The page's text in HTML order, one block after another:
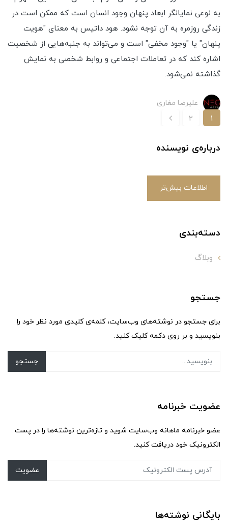
به نوعی نمایانگر ابعاد پنهان وجود انسان است که ممکن است در
زندگی روزمره به آن توجه نشود. هود داتیس به معنای "هویت
پنهان" یا "وجود مخفی" است و می‌تواند به جنبه‌هایی از شخصیت
اشاره کند که در تعاملات اجتماعی و روابط شخصی به نمایش
گذاشته نمی‌شود.
علیرضا مغاری
1
2
درباره‌ی نویسنده
اطلاعات بیش‌تر
دسته‌بندی
وبلاگ
جستجو
برای جستجو در نوشته‌های وب‌سایت، کلمه‌ی کلیدی مورد نظر خود را
بنویسید و بر روی دکمه کلیک کنید.
جستجو
عضویت خبرنامه
عضو خبرنامه ماهانه وب‌سایت شوید و تازه‌ترین نوشته‌ها را در پست
الکترونیک خود دریافت کنید.
عضویت
بایگانی نوشته‌ها